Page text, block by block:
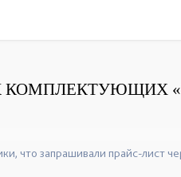
что запрашивали прайс-лист